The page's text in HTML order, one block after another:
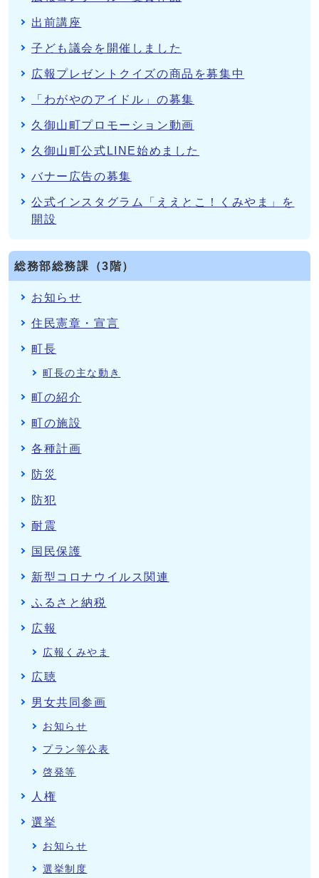
出前講座
子ども議会を開催しました
広報プレゼントクイズの商品を募集中
「わがやのアイドル」の募集
久御山町プロモーション動画
久御山町公式LINE始めました
バナー広告の募集
公式インスタグラム「ええとこ！くみやま」を
開設
総務部総務課（3階）
お知らせ
住民憲章・宣言
町長
町長の主な動き
町の紹介
町の施設
各種計画
防災
防犯
耐震
国民保護
新型コロナウイルス関連
ふるさと納税
広報
広報くみやま
広聴
男女共同参画
お知らせ
プラン等公表
啓発等
人権
選挙
お知らせ
選挙制度